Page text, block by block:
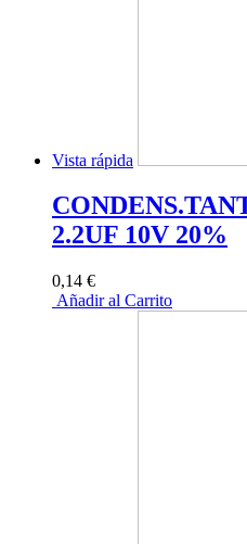
Vista rápida
2.2UF 10V 20%
0,14 €
Añadir al Carrito